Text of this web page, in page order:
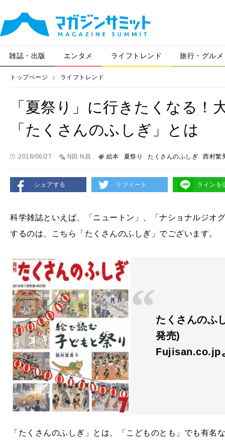
雑誌・出版 エンタメ ライフトレンド 旅行・グルメ
トップページ ライフトレンド
「夏祭り」に行きたくなる！
「たくさんのふしぎ」とは
2018/06/27 N田 N昌 絵本 夏祭り たくさんのふしぎ 西村繁
シェアする リツィート ラインを
科学雑誌といえば、「ニュートン」、「ナショナルジオ
するのは、こちら「たくさんのふしぎ」でございます。
たくさんのふ
発売)
Fujisan.co.jp
「たくさんのふしぎ」とは、「こどものとも」でも有